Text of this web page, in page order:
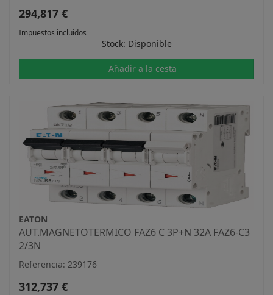
294,817 €
Impuestos incluidos
Stock: Disponible
Añadir a la cesta
EATON
AUT.MAGNETOTERMICO FAZ6 C 3P+N 32A FAZ6-C3
2/3N
Referencia: 239176
312,737 €